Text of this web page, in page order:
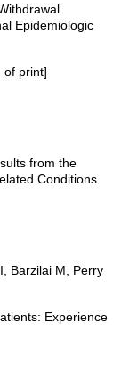
Epidemiologic
of print]
from the
Conditions.
Barzilai M, Perry
Experience